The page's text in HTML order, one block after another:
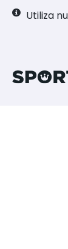
Utiliza